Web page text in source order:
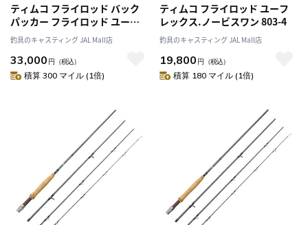
ティムコ フライロッド バック
パッカー フライロッド ユーフ
レックス・バックパッカー 906-
6
釣具のキャスティング JAL Mall店
33,000 円 （税込）
積算 300 マイル (1倍)
ティムコ フライロッド ユーフ
レックス.ノービスワン 803-4
釣具のキャスティング JAL Mall店
19,800 円 （税込）
積算 180 マイル (1倍)